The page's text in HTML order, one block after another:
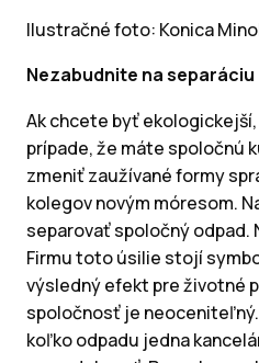
Ilustračné foto: Konica
Nezabudnite na separáciu
Ak chcete byť
prípade, že máte spoločnú
zmeniť zaužívané formy
kolegov novým móresom.
separovať spoločný odpad.
Firmu toto úsilie stojí
výsledný efekt pre životné
spoločnosť je
koľko odpadu jedna